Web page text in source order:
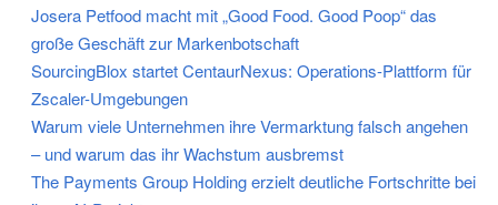
Josera Petfood macht mit „Good Food. Good Poop“ das
große Geschäft zur Markenbotschaft
SourcingBlox startet CentaurNexus: Operations-Plattform für
Zscaler-Umgebungen
Warum viele Unternehmen ihre Vermarktung falsch angehen
– und warum das ihr Wachstum ausbremst
The Payments Group Holding erzielt deutliche Fortschritte bei